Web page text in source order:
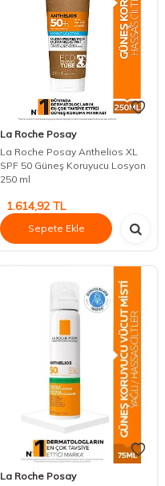
La Roche Posay
La Roche Posay Anthelios XL
SPF 50 Güneş Koruyucu Losyon
250 ml
1.614,92 TL
Sepete Ekle
La Roche Posay